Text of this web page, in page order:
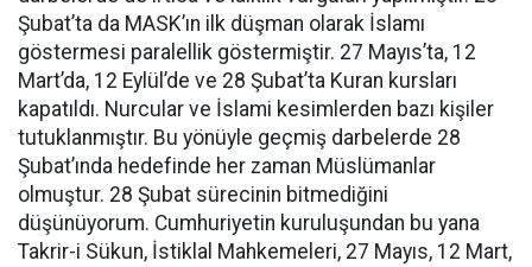
Şubat’ta da MASK’ın ilk düşman olarak İslamı
göstermesi paralellik göstermiştir. 27 Mayıs’ta, 12
Mart’da, 12 Eylül’de ve 28 Şubat’ta Kuran kursları
kapatıldı. Nurcular ve İslami kesimlerden bazı kişiler
tutuklanmıştır. Bu yönüyle geçmiş darbelerde 28
Şubat’ında hedefinde her zaman Müslümanlar
olmuştur. 28 Şubat sürecinin bitmediğini
düşünüyorum. Cumhuriyetin kuruluşundan bu yana
Takrir-i Sükun, İstiklal Mahkemeleri, 27 Mayıs, 12 Mart,